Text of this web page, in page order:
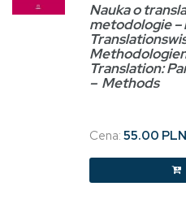
Nauka o
metodologie –
Translation:
– Methods
Cena: 55.00 PLN